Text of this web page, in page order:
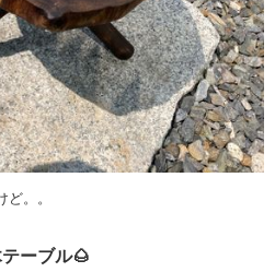
。。
ーブル🌰